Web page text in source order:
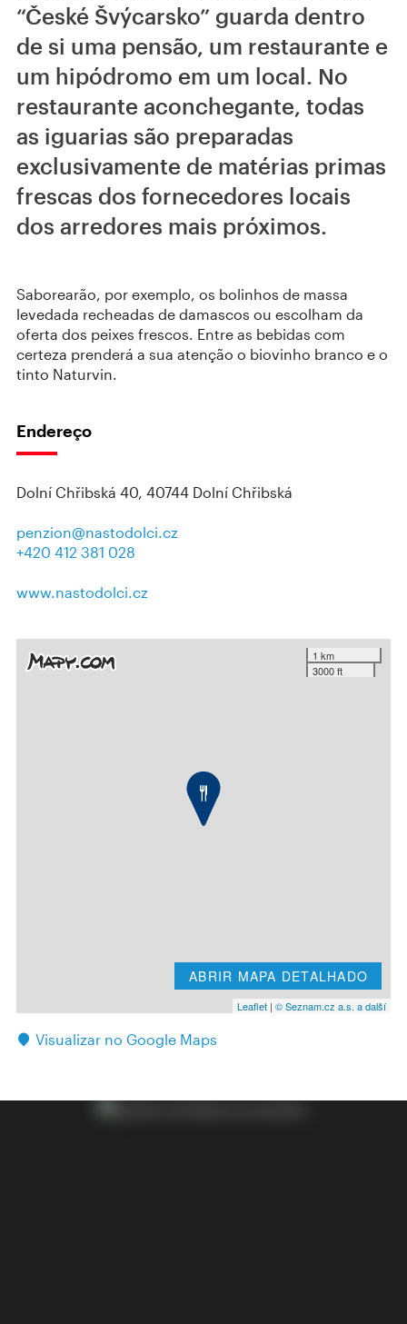
“České Švýcarsko” guarda dentro
de si uma pensão, um restaurante e
um hipódromo em um local. No
restaurante aconchegante, todas
as iguarias são preparadas
exclusivamente de matérias primas
frescas dos fornecedores locais
dos arredores mais próximos.
Saborearão, por exemplo, os bolinhos de massa
levedada recheadas de damascos ou escolham da
oferta dos peixes frescos. Entre as bebidas com
certeza prenderá a sua atenção o biovinho branco e o
tinto Naturvin.
Endereço
Dolní Chřibská 40, 40744 Dolní Chřibská
penzion@nastodolci.cz
+420 412 381 028
www.nastodolci.cz
1 km
3000 ft
ABRIR MAPA DETALHADO
Leaflet | © Seznam.cz a.s. a další
Visualizar no Google Maps